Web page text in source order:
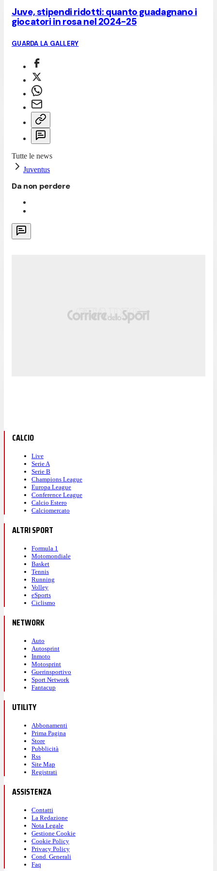
Juve, stipendi ridotti: quanto guadagnano i
giocatori in rosa nel 2024-25
GUARDA LA GALLERY
Tutte le news
Juventus
Da non perdere
CALCIO
Live
Serie A
Serie B
Champions League
Europa League
Conference League
Calcio Estero
Calciomercato
ALTRI SPORT
Formula 1
Motomondiale
Basket
Tennis
Running
Volley
eSports
Ciclismo
NETWORK
Auto
Autosprint
Inmoto
Motosprint
Guerinsportivo
Sport Network
Fantacup
UTILITY
Abbonamenti
Prima Pagina
Store
Pubblicità
Rss
Site Map
Registrati
ASSISTENZA
Contatti
La Redazione
Nota Legale
Gestione Cookie
Cookie Policy
Privacy Policy
Cond. Generali
Faq